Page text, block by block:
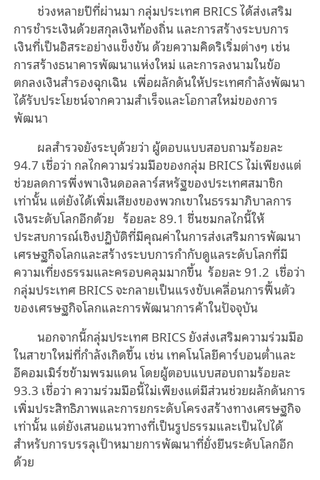
ช่วงหลายปีที่ผ่านมา กลุ่มประเทศ BRICS ได้ส่งเสริม
การชำระเงินด้วยสกุลเงินท้องถิ่น และการสร้างระบบการ
เงินที่เป็นอิสระอย่างแข็งขัน ด้วยความคิดริเริ่มต่างๆ เช่น
การสร้างธนาคารพัฒนาแห่งใหม่ และการลงนามในข้อ
ตกลงเงินสำรองฉุกเฉิน เพื่อผลักดันให้ประเทศกำลังพัฒนา
ได้รับประโยชน์จากความสำเร็จและโอกาสใหม่ของการ
พัฒนา
ผลสำรวจยังระบุด้วยว่า ผู้ตอบแบบสอบถามร้อยละ
94.7 เชื่อว่า กลไกความร่วมมือของกลุ่ม BRICS ไม่เพียงแต่
ช่วยลดการพึ่งพาเงินดอลลาร์สหรัฐของประเทศสมาชิก
เท่านั้น แต่ยังได้เพิ่มเสียงของพวกเขาในธรรมาภิบาลการ
เงินระดับโลกอีกด้วย ร้อยละ 89.1 ชื่นชมกลไกนี้ให้
ประสบการณ์เชิงปฏิบัติที่มีคุณค่าในการส่งเสริมการพัฒนา
เศรษฐกิจโลกและสร้างระบบการกำกับดูแลระดับโลกที่มี
ความเที่ยงธรรมและครอบคลุมมากขึ้น ร้อยละ 91.2 เชื่อว่า
กลุ่มประเทศ BRICS จะกลายเป็นแรงขับเคลื่อนการฟื้นตัว
ของเศรษฐกิจโลกและการพัฒนาการค้าในปัจจุบัน
นอกจากนี้กลุ่มประเทศ BRICS ยังส่งเสริมความร่วมมือ
ในสาขาใหม่ที่กำลังเกิดขึ้น เช่น เทคโนโลยีคาร์บอนต่ำและ
อีคอมเมิร์ซข้ามพรมแดน โดยผู้ตอบแบบสอบถามร้อยละ
93.3 เชื่อว่า ความร่วมมือนี้ไม่เพียงแต่มีส่วนช่วยผลักดันการ
เพิ่มประสิทธิภาพและการยกระดับโครงสร้างทางเศรษฐกิจ
เท่านั้น แต่ยังเสนอแนวทางที่เป็นรูปธรรมและเป็นไปได้
สำหรับการบรรลุเป้าหมายการพัฒนาที่ยั่งยืนระดับโลกอีก
ด้วย